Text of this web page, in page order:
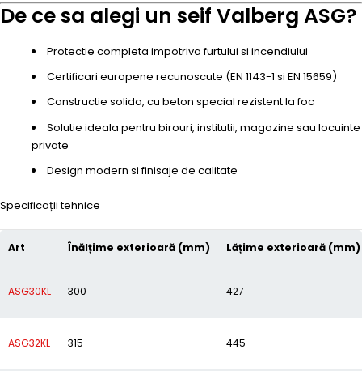
De ce sa alegi un seif Valberg ASG?
Protectie completa impotriva furtului si incendiului
Certificari europene recunoscute (EN 1143-1 si EN 15659)
Constructie solida, cu beton special rezistent la foc
Solutie ideala pentru birouri, institutii, magazine sau locuinte
private
Design modern si finisaje de calitate
Specificații tehnice
Art Înălțime exterioară (mm) Lățime exterioară (mm)
ASG30KL 300 427
ASG32KL 315 445